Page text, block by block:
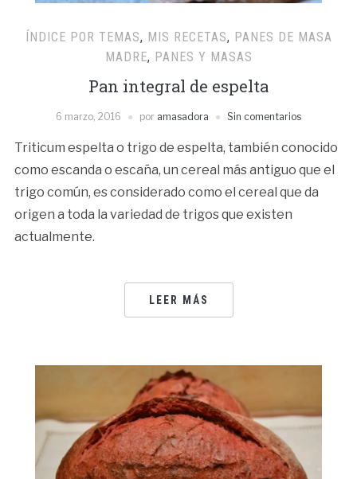
ÍNDICE POR TEMAS, MIS RECETAS, PANES DE MASA
MADRE, PANES Y MASAS
Pan integral de espelta
6 marzo, 2016 por amasadora Sin comentarios
Triticum espelta o trigo de espelta, también conocido
como escanda o escaña, un cereal más antiguo que el
trigo común, es considerado como el cereal que da
origen a toda la variedad de trigos que existen
actualmente.
LEER MÁS